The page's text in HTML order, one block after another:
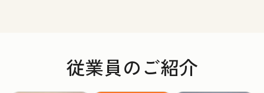
従業員のご紹介